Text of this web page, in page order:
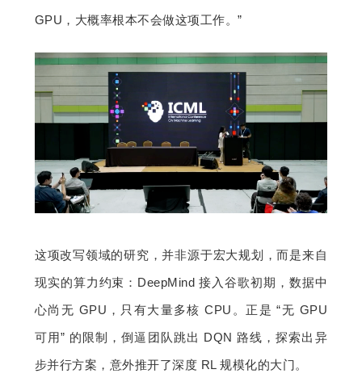
GPU，大概率根本不会做这项工作。”
这项改写领域的研究，并非源于宏大规划，而是来自
现实的算力约束：DeepMind 接入谷歌初期，数据中
心尚无 GPU，只有大量多核 CPU。正是 “无 GPU
可用” 的限制，倒逼团队跳出 DQN 路线，探索出异
步并行方案，意外推开了深度 RL 规模化的大门。